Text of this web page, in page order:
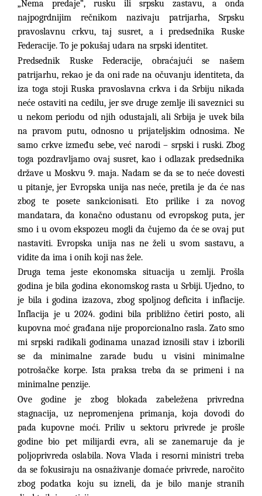
„Nema predaje”, rusku ili srpsku zastavu, a onda
najpogrdnijim rečnikom nazivaju patrijarha, Srpsku
pravoslavnu crkvu, taj susret, a i predsednika Ruske
Federacije. To je pokušaj udara na srpski identitet.
Predsednik Ruske Federacije, obraćajući se našem
patrijarhu, rekao je da oni rade na očuvanju identiteta, da
iza toga stoji Ruska pravoslavna crkva i da Srbiju nikada
neće ostaviti na cedilu, jer sve druge zemlje ili saveznici su
u nekom periodu od njih odustajali, ali Srbija je uvek bila
na pravom putu, odnosno u prijateljskim odnosima. Ne
samo crkve između sebe, već narodi – srpski i ruski. Zbog
toga pozdravljamo ovaj susret, kao i odlazak predsednika
države u Moskvu 9. maja. Nadam se da se to neće dovesti
u pitanje, jer Evropska unija nas neće, pretila je da će nas
zbog te posete sankcionisati. Eto prilike i za novog
mandatara, da konačno odustanu od evropskog puta, jer
smo i u ovom ekspozeu mogli da čujemo da će se ovaj put
nastaviti. Evropska unija nas ne želi u svom sastavu, a
vidite da ima i onih koji nas žele.
Druga tema jeste ekonomska situacija u zemlji. Prošla
godina je bila godina ekonomskog rasta u Srbiji. Ujedno, to
je bila i godina izazova, zbog spoljnog deficita i inflacije.
Inflacija je u 2024. godini bila približno četiri posto, ali
kupovna moć građana nije proporcionalno rasla. Zato smo
mi srpski radikali godinama unazad iznosili stav i izborili
se da minimalne zarade budu u visini minimalne
potrošačke korpe. Ista praksa treba da se primeni i na
minimalne penzije.
Ove godine je zbog blokada zabeležena privredna
stagnacija, uz nepromenjena primanja, koja dovodi do
pada kupovne moći. Priliv u sektoru privrede je prošle
godine bio pet milijardi evra, ali se zanemaruje da je
poljoprivreda oslabila. Nova Vlada i resorni ministri treba
da se fokusiraju na osnaživanje domaće privrede, naročito
zbog podatka koju su izneli, da je bilo manje stranih